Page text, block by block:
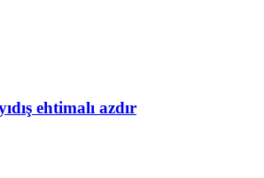
ehtimalı azdır